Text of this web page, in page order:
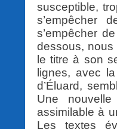
susceptible,
s’empêcher
s’empêcher
dessous,
le titre à son
lignes, avec
d’Éluard,
Une
assimilable à
Les textes